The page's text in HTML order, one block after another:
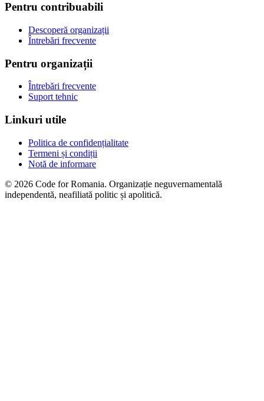
Pentru contribuabili
Descoperă organizații
Întrebări frecvente
Pentru organizații
Întrebări frecvente
Suport tehnic
Linkuri utile
Politica de confidențialitate
Termeni și condiții
Notă de informare
© 2026 Code for Romania. Organizație neguvernamentală
independentă, neafiliată politic și apolitică.